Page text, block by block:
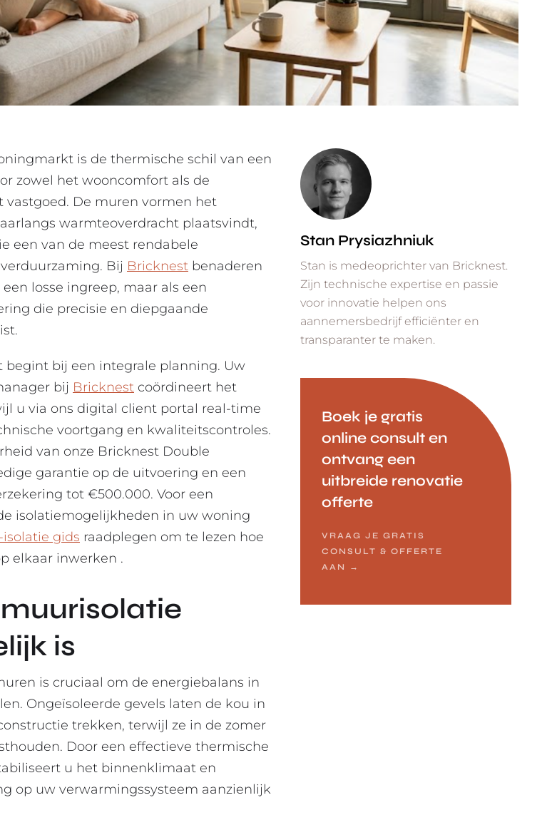
is de thermische schil van een
zowel het wooncomfort als de
vastgoed. De muren vormen het
warmteoverdracht plaatsvindt,
een van de meest rendabele
Bij Bricknest benaderen
losse ingreep, maar als een
die precisie en diepgaande
begint bij een integrale planning. Uw
bij Bricknest coördineert het
u via ons digital client portal real-time
voortgang en kwaliteitscontroles.
van onze Bricknest Double
garantie op de uitvoering en een
tot €500.000. Voor een
isolatiemogelijkheden in uw woning
isolatie gids raadplegen om te lezen hoe
elkaar inwerken .
is
is cruciaal om de energiebalans in
Ongeïsoleerde gevels laten de kou in
trekken, terwijl ze in de zomer
Door een effectieve thermische
u het binnenklimaat en
op uw verwarmingssysteem aanzienlijk
Stan Prysiazhniuk
Stan is medeoprichter van Bricknest.
Zijn technische expertise en passie
voor innovatie helpen ons
aannemersbedrijf efficiënter en
transparanter te maken.
Boek je gratis
online consult en
ontvang een
uitbreide renovatie
offerte
VRAAG JE GRATIS
CONSULT & OFFERTE
AAN
→